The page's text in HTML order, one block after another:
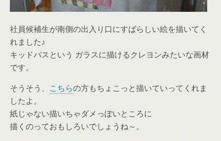
社員候補生が南側の出入り口にすばらしい絵を描いてく
れました♪
キッドパスという ガラスに描けるクレヨンみたいな画材
です。
そうそう、 こちらの方もちょこっと描いていってくれま
したよ。
紙じゃない描いちゃダメっぽいところに
描くのっておもしろいでしょうね～。